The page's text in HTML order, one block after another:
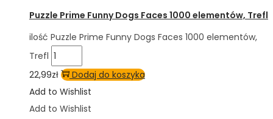
Puzzle Prime Funny Dogs Faces 1000 elementów, Trefl
ilość Puzzle Prime Funny Dogs Faces 1000 elementów,
Trefl
22,99zł
Dodaj do koszyka
Add to Wishlist
Add to Wishlist